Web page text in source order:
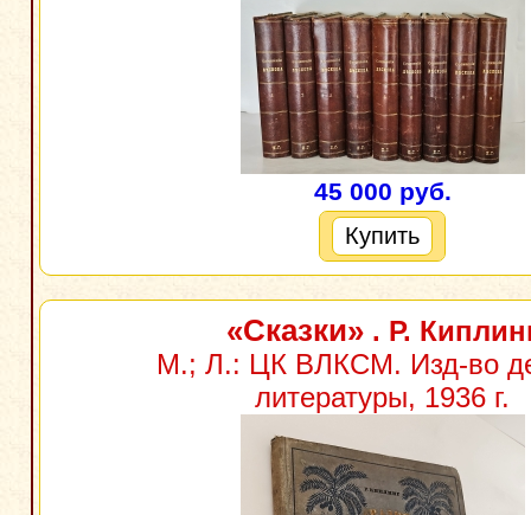
45 000 руб.
Купить
«Сказки» . Р.
М.; Л.: ЦК ВЛКСМ. Изд-во
литературы, 1936 г.